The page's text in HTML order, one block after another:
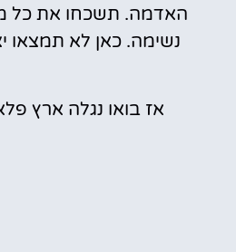
האדמה. תשכחו את כל
נשימה. כאן לא תמצאו
אז בואו נגלה ארץ